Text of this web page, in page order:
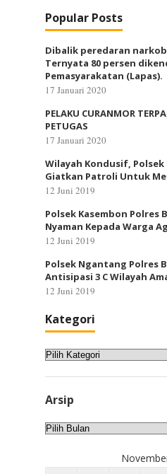
Popular Posts
Dibalik peredaran
Ternyata 80 persen
Pemasyarakatan (Lapas).
17 Januari 2020
PELAKU CURANMOR
PETUGAS
17 Januari 2020
Wilayah Kondusif,
Giatkan Patroli Untuk
12 Juni 2019
Polsek Kasembon Polres
Nyaman Kepada Warga
12 Juni 2019
Polsek Ngantang Polres
Antisipasi 3 C Wilayah
12 Juni 2019
Kategori
Kategori
Arsip
Arsip